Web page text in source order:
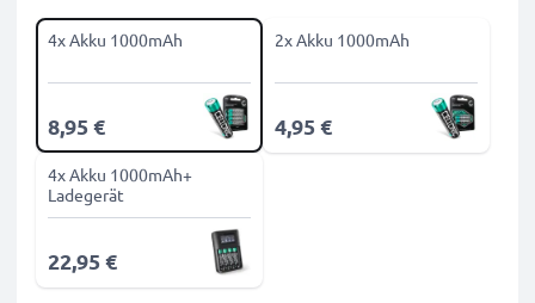
4x Akku 1000mAh
8,95 €
2x Akku 1000mAh
4,95 €
4x Akku 1000mAh+
Ladegerät
22,95 €